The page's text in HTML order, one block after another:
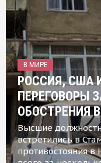
В МИРЕ
РОССИЯ, США
ПЕРЕГОВОРЫ
ОБОСТРЕНИЯ
Высшие
встретились в
противостояния